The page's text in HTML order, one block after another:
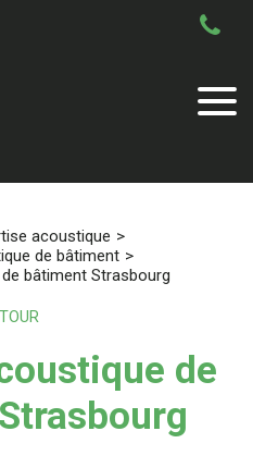
acoustique
de bâtiment
bâtiment Strasbourg
de